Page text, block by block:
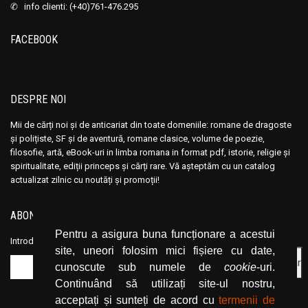
Pentru a asigura buna funcționare a acestui
site, uneori folosim mici fișiere cu date,
cunoscute sub numele de cookie-uri.
Continuând să utilizați site-ul nostru,
acceptați și sunteți de acord cutermenii de
✆ info clienti: (+40)761-476.295
FACEBOOK
DESPRE NOI
Mii de cărți noi și de anticariat din toate domeniile: romane de dragoste
și polițiste, SF și de aventură, romane clasice, volume de poezie,
filosofie, artă, eBook-uri in limba romana in format pdf, istorie, religie și
spiritualitate, ediții princeps și cărți rare. Vă așteptăm cu un catalog
actualizat zilnic cu noutăți și promoții!
ABONEAZĂ-TE LA NEWSLETTER
Introduceți adresa dvs. de email și dați click pe butonul de abonare.